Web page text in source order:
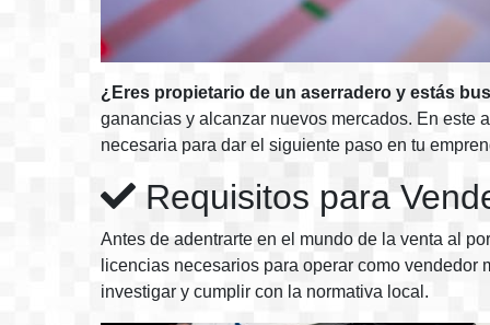
¿Eres propietario de un aserradero y estás
ganancias y alcanzar nuevos mercados. En este
necesaria para dar el siguiente paso en tu
Requisitos para
Antes de adentrarte en el mundo de la venta al
licencias necesarios para operar como
investigar y cumplir con la normativa local.